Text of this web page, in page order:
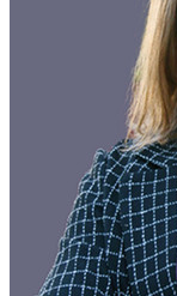
Desbloqueie
algumas
Explore mais
Integrações
Parceiros
Novo